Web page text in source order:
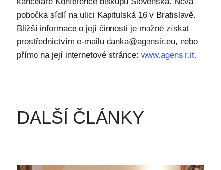
pobočka sídlí na ulici Kapitulská 16 v Bratislavě.
Bližší informace o její činnosti je možné získat
prostřednictvím e-mailu danka@agensir.eu, nebo
přímo na její internetové stránce: www.agensir.it.
DALŠÍ ČLÁNKY